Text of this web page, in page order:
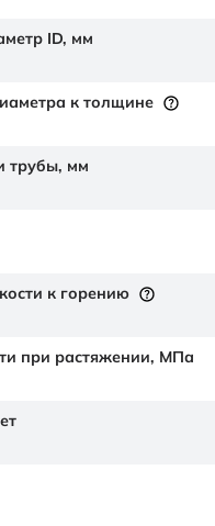
ID, мм
к толщине
трубы, мм
к горению
при растяжении, МПа